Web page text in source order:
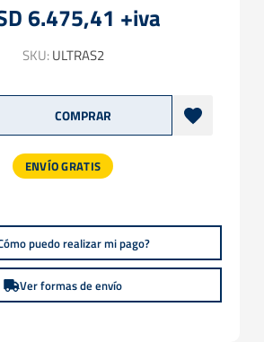
6.475,41 +iva
SKU:ULTRAS2
ENVÍO GRATIS
puedo realizar mi pago?
Ver formas de envío